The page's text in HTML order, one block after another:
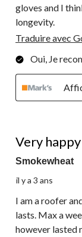
gloves and I
longevity.
Traduire avec
Oui, Je
Very
Smokewheat
il y a 3 ans
I am a roofer
lasts. Max a
however lasted